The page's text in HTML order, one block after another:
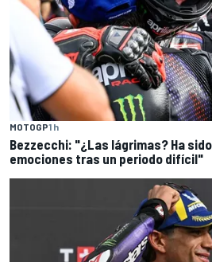
MOTOGP1 h
Bezzecchi: "¿Las lágrimas? Ha
emociones tras un periodo difícil"